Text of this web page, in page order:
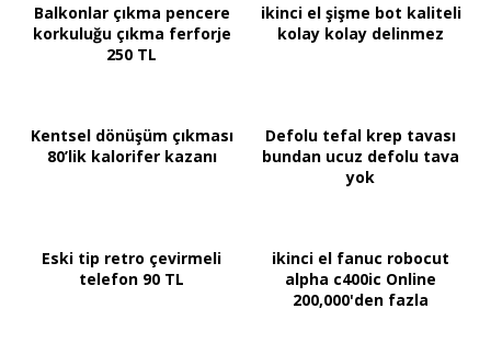
Balkonlar çıkma pencere
korkuluğu çıkma ferforje
250 TL
ikinci el şişme bot kaliteli
kolay kolay delinmez
Kentsel dönüşüm çıkması
80’lik kalorifer kazanı
Defolu tefal krep tavası
bundan ucuz defolu tava
yok
Eski tip retro çevirmeli
telefon 90 TL
ikinci el fanuc robocut
alpha c400ic Online
200,000'den fazla